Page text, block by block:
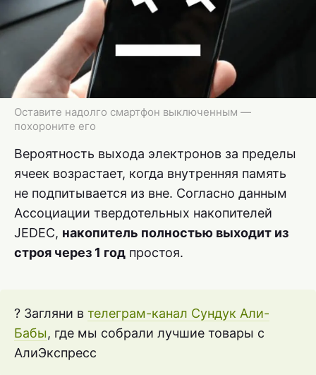
Оставите надолго смартфон выключенным —
похороните его
Вероятность выхода электронов за пределы
ячеек возрастает, когда внутренняя память
не подпитывается из вне. Согласно данным
Ассоциации твердотельных накопителей
JEDEC, накопитель полностью выходит из
строя через 1 год простоя.
? Загляни в телеграм-канал Сундук Али-
Бабы, где мы собрали лучшие товары с
АлиЭкспресс